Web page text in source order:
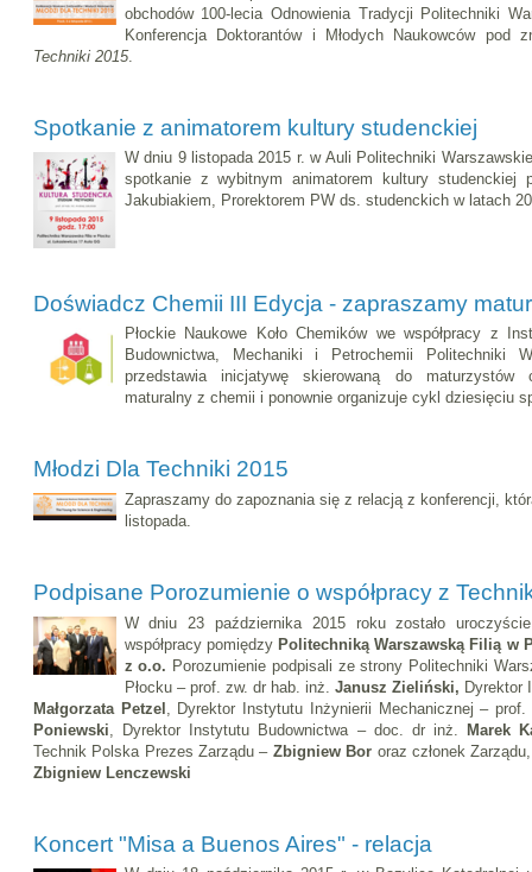
obchodów 100-lecia Odnowienia Tradycji Politechniki
Konferencja Doktorantów i Młodych Naukowców pod
Techniki 2015.
Spotkanie z animatorem kultury studenckiej
W dniu 9 listopada 2015 r. w Auli Politechniki
spotkanie z wybitnym animatorem kultury studenckiej
Jakubiakiem, Prorektorem PW ds. studenckich w latach
Doświadcz Chemii III Edycja - zapraszamy
Płockie Naukowe Koło Chemików we współpracy z
Budownictwa, Mechaniki i Petrochemii Politechniki
przedstawia inicjatywę skierowaną do maturzystów
maturalny z chemii i ponownie organizuje cykl dziesięciu
Młodzi Dla Techniki 2015
Zapraszamy do zapoznania się z relacją z konferencji,
listopada.
Podpisane Porozumienie o współpracy z
W dniu 23 października 2015 roku zostało
współpracy pomiędzy Politechniką Warszawską Filią w
z o.o. Porozumienie podpisali ze strony Politechniki
Płocku – prof. zw. dr hab. inż. Janusz Zieliński, Dyrektor
Małgorzata Petzel , Dyrektor Instytutu Inżynierii Mechanicznej –
Poniewski , Dyrektor Instytutu Budownictwa – doc. dr inż. Marek
Technik Polska Prezes Zarządu – Zbigniew Bor oraz członek
Zbigniew Lenczewski
Koncert "Misa a Buenos Aires" - relacja